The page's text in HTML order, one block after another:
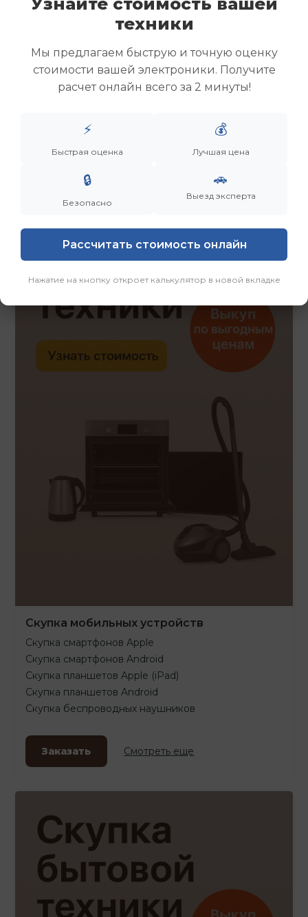
Скупка ноутбуков
Скупка ультрабуков
Скупка рабочих ноутбуков
Скупка старых ноутбуков (б/у)
Скупка внешних жестких дисков
Заказать Смотреть еще
Скупка мобильных устройств
Скупка смартфонов Apple
Скупка смартфонов Android
Скупка планшетов Apple (iPad)
Скупка планшетов Android
Скупка беспроводных наушников
Заказать Смотреть еще
техники
Мы предлагаем быструю и точную оценку
стоимости вашей электроники. Получите
расчет онлайн всего за 2 минуты!
⚡
Быстрая оценка
💰
Лучшая цена
🔒
Безопасно
🚗
Выезд эксперта
Рассчитать стоимость онлайн
Нажатие на кнопку откроет калькулятор в новой вкладке